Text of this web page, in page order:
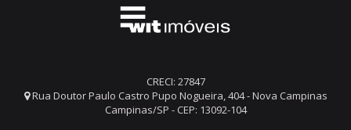
CRECI: 27847
Rua Doutor Paulo Castro Pupo Nogueira, 404 - Nova Campinas
Campinas/SP - CEP: 13092-104